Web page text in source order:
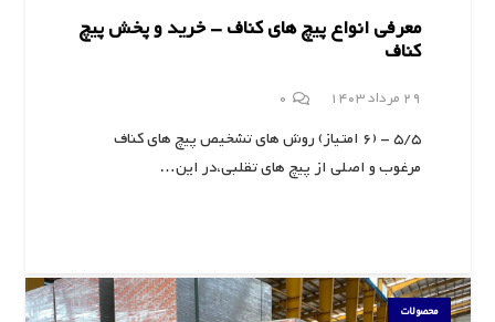
معرفی انواع پیچ های کناف – خرید و پخش پیچ
کناف
29 مرداد 1403 0
5/5 - (6 امتیاز) روش های تشخیص پیچ های کناف
مرغوب و اصلی از پیچ های تقلبی،در این…
محصولات